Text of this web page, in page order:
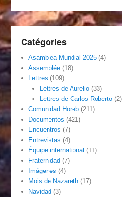
Catégories
Asamblea Mundial 2025 (4)
Assemblée (18)
Lettres (109)
Lettres de Aurelio(33)
Lettres de Carlos Roberto(2)
Comunidad Horeb (211)
Documentos (421)
Encuentros (7)
Entrevistas (4)
Équipe international (11)
Fraternidad (7)
Imágenes (4)
Mois de Nazareth (17)
Navidad (3)